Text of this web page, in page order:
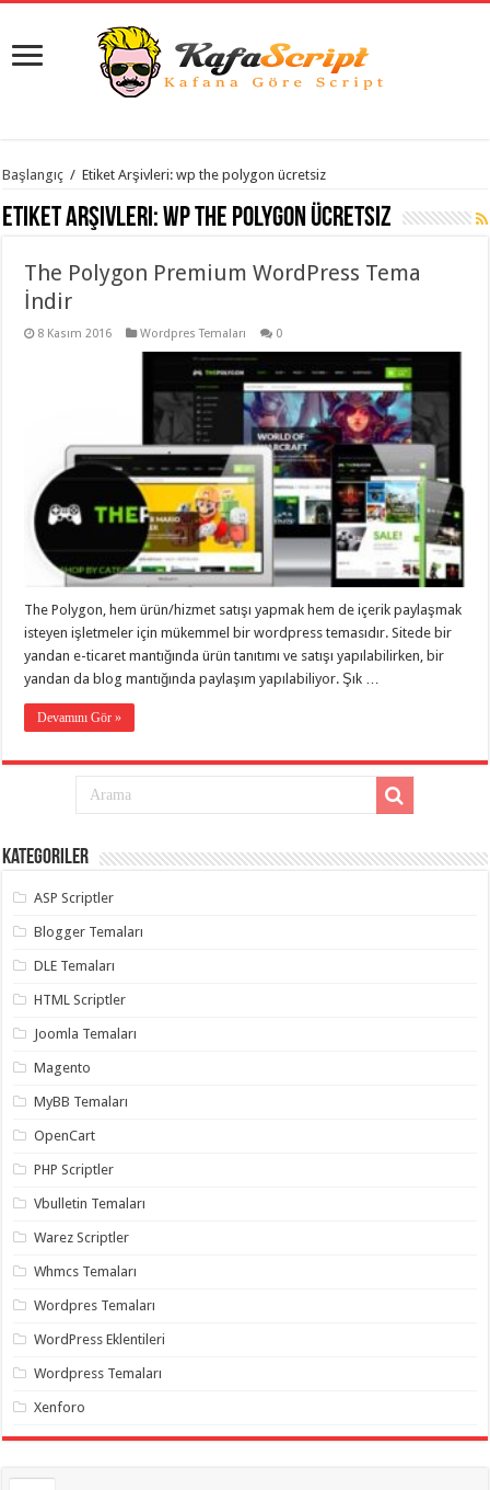
istanbul
evden
eve
organizasyon,
gaziantep
evden
taşımacılık,
taşımacılık,
taşımacılık,
gaziantep
evden
taşımacılık,
gaziantep
evden
taşımacılık,
gaziantep
evden
taşımacılık,
gaziantep
evden
taşımacılık,
asansörlü
taşıma,
evden
taşımacılık,
organizasyon,
organizasyon,
organizasyon,
gaziantep
organizasyon,
gaziantep
organizasyon,
gaziantep
organizasyon
gaziantep
palyaço,
twitter
takipçi
hilesi
takipçi
instagram
hilesi ,
Başlangıç / Etiket Arşivleri: wp the polygon ücretsiz
Etiket Arşivleri:wp the polygon ücretsiz
The Polygon Premium WordPress Tema
İndir
8 Kasım 2016 Wordpres Temaları 0
The Polygon, hem ürün/hizmet satışı yapmak hem de içerik paylaşmak
isteyen işletmeler için mükemmel bir wordpress temasıdır. Sitede bir
yandan e-ticaret mantığında ürün tanıtımı ve satışı yapılabilirken, bir
yandan da blog mantığında paylaşım yapılabiliyor. Şık …
Devamını Gör »
Kategoriler
ASP Scriptler
Blogger Temaları
DLE Temaları
HTML Scriptler
Joomla Temaları
Magento
MyBB Temaları
OpenCart
PHP Scriptler
Vbulletin Temaları
Warez Scriptler
Whmcs Temaları
Wordpres Temaları
WordPress Eklentileri
Wordpress Temaları
Xenforo